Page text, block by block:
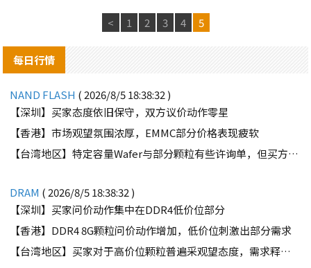
< 1 2 3 4 5
每日行情
NAND FLASH ( 2026/8/5 18:38:32 )
【深圳】买家态度依旧保守，双方议价动作零星
【香港】市场观望氛围浓厚，EMMC部分价格表现疲软
【台湾地区】特定容量Wafer与部分颗粒有些许询单，但买方需求并不强劲
DRAM ( 2026/8/5 18:38:32 )
【深圳】买家问价动作集中在DDR4低价位部分
【香港】DDR4 8G颗粒问价动作增加，低价位刺激出部分需求
【台湾地区】买家对于高价位颗粒普遍采观望态度，需求释出有限